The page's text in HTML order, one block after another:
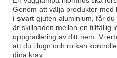
Genom att välja produkter med
i svart gjuten aluminium, får
är skillnaden mellan en tillfällig
uppgradering av ditt hem. Vi
att du i lugn och ro kan
dina krav.